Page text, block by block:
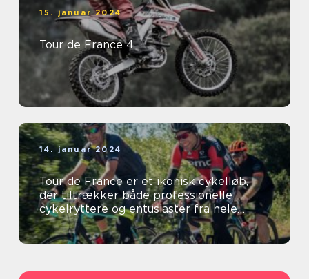
15. januar 2024
Tour de France 4
14. januar 2024
Tour de France er et ikonisk cykelløb,
der tiltrækker både professionelle
cykelryttere og entusiaster fra hele
verden